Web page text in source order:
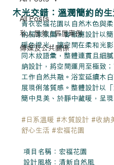
All Posts
私人屋苑 / 居屋案例
傳媒及公共關係
木光交錯：溫潤簡約的
青衣宏福花園以自然木色與
的居家氛圍。客飯廳設計以
暖色燈光，讓空間在柔和光
同木紋語彙，整體連貫且細
納設計，將空間運用至極致
工作自然共融。浴室延續木
展現俐落質感。整體設計以
簡中見美、於靜中藏暖，呈
#日系溫暖 #木質設計 #收納
舒心生活 #宏福花園
項目名稱：宏福花園
設計風格：清新自然風